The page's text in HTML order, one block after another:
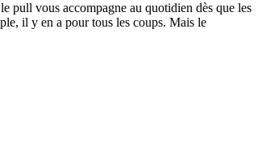
pull vous accompagne au quotidien dès que les
il y en a pour tous les coups. Mais le